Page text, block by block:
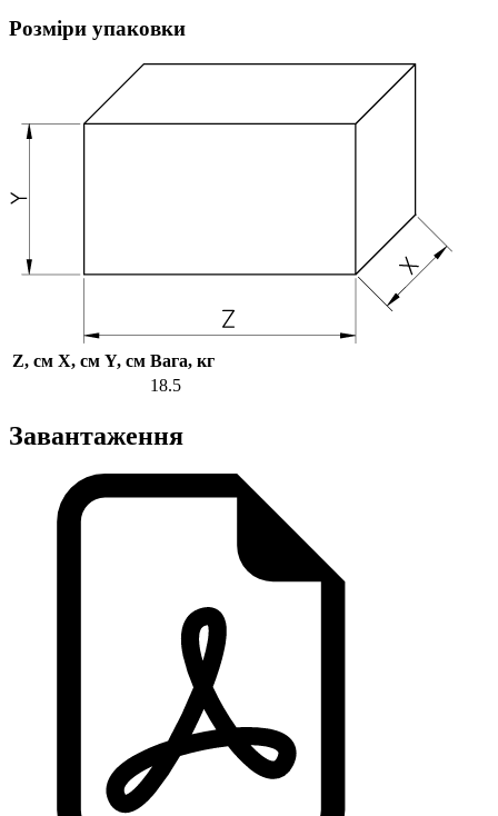
Розміри упаковки
Z, см X, см Y, см Вага, кг
18.5
Завантаження